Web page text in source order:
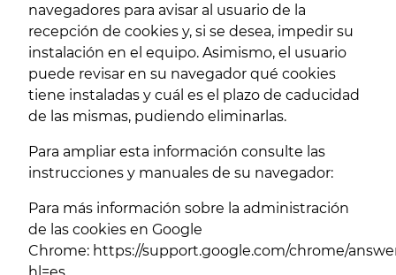
navegadores para avisar al usuario de la
recepción de cookies y, si se desea, impedir su
instalación en el equipo. Asimismo, el usuario
puede revisar en su navegador qué cookies
tiene instaladas y cuál es el plazo de caducidad
de las mismas, pudiendo eliminarlas.
Para ampliar esta información consulte las
instrucciones y manuales de su navegador:
Para más información sobre la administración
de las cookies en Google
Chrome: https://support.google.com/chrome/